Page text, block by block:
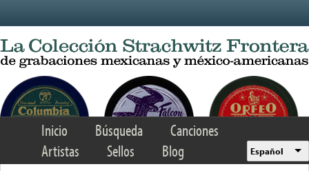
Inicio Búsqueda
Canciones
Artistas
Sellos Blog Español